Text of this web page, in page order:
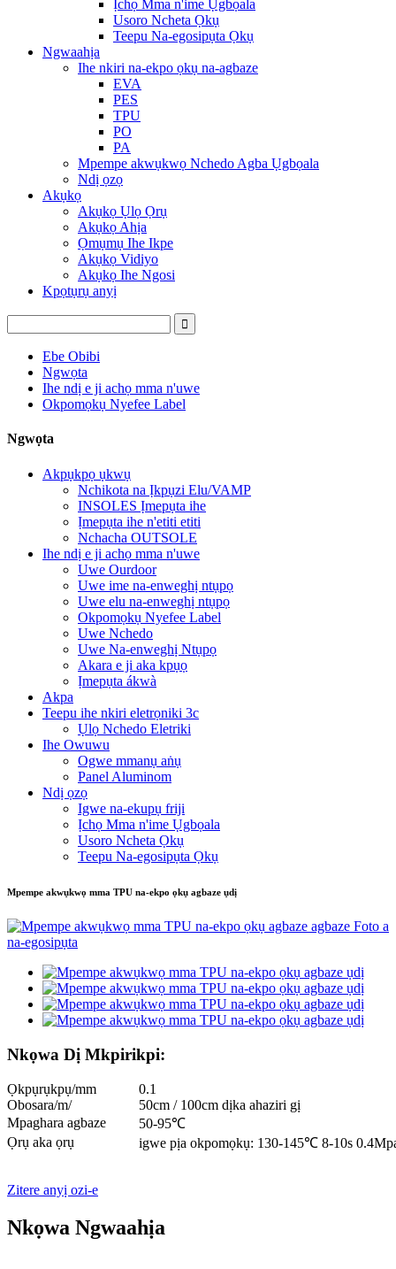
Ịchọ Mma n'ime Ụgbọala
Usoro Ncheta Ọkụ
Teepu Na-egosipụta Ọkụ
Ngwaahịa
Ihe nkiri na-ekpo ọkụ na-agbaze
EVA
PES
TPU
PO
PA
Mpempe akwụkwọ Nchedo Agba Ụgbọala
Ndị ọzọ
Akụkọ
Akụkọ Ụlọ Ọrụ
Akụkọ Ahịa
Ọmụmụ Ihe Ikpe
Akụkọ Vidiyo
Akụkọ Ihe Ngosi
Kpọtụrụ anyị
Ebe Obibi
Ngwọta
Ihe ndị e ji achọ mma n'uwe
Okpomọkụ Nyefee Label
Ngwọta
Akpụkpọ ụkwụ
Nchikota na Ịkpụzi Elu/VAMP
INSOLES Ịmepụta ihe
Ịmepụta ihe n'etiti etiti
Nchacha OUTSOLE
Ihe ndị e ji achọ mma n'uwe
Uwe Ourdoor
Uwe ime na-enweghị ntụpọ
Uwe elu na-enweghị ntụpọ
Okpomọkụ Nyefee Label
Uwe Nchedo
Uwe Na-enweghị Ntụpọ
Akara e ji aka kpụọ
Ịmepụta ákwà
Akpa
Teepu ihe nkiri eletrọniki 3c
Ụlọ Nchedo Eletriki
Ihe Owuwu
Ogwe mmanụ aṅụ
Panel Aluminom
Ndị ọzọ
Igwe na-ekupụ friji
Ịchọ Mma n'ime Ụgbọala
Usoro Ncheta Ọkụ
Teepu Na-egosipụta Ọkụ
Mpempe akwụkwọ mma TPU na-ekpo ọkụ agbaze ụdị
Nkọwa Dị Mkpirikpi:
Ọkpụrụkpụ/mm
0.1
Obosara/m/
50cm / 100cm dịka ahaziri gị
Mpaghara agbaze
50-95℃
Ọrụ aka ọrụ
igwe pịa okpomọkụ: 130-145℃ 8-10s
Zitere anyị ozi-e
Nkọwa Ngwaahịa